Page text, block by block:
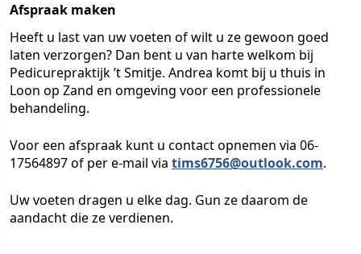
Afspraak maken
Heeft u last van uw voeten of wilt u ze gewoon goed
laten verzorgen? Dan bent u van harte welkom bij
Pedicurepraktijk ’t Smitje. Andrea komt bij u thuis in
Loon op Zand en omgeving voor een professionele
behandeling.
Voor een afspraak kunt u contact opnemen via 06-
17564897 of per e-mail via tims6756@outlook.com.
Uw voeten dragen u elke dag. Gun ze daarom de
aandacht die ze verdienen.